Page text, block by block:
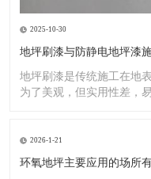
2025-10-30
地坪刷漆与防静电地坪漆
地坪刷漆是传统施工在地
为了美观，但实用性差，
2026-1-21
环氧地坪主要应用的场所